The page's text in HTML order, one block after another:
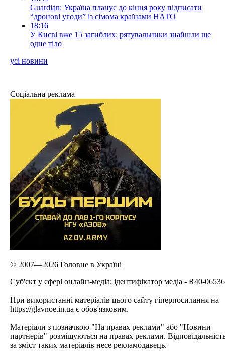
Guardian: Україна планує до кінця року підписати
“дронові угоди” із сімома країнами НАТО
18:16
У Києві вже 15 загиблих: рятувальники знайшли ще
одне тіло
усі новини
Соціальна реклама
© 2007—2026 Головне в Україні
Cуб'єкт у сфері онлайн-медіа; ідентифікатор медіа - R40-06536
При використанні матеріалів цього сайту гіперпосилання на
https://glavnoe.in.ua є обов'язковим.
Матеріали з позначкою "На правах реклами" або "Новини
партнерів" розміщуються на правах реклами.
за зміст таких матеріалів несе рекламодавець.